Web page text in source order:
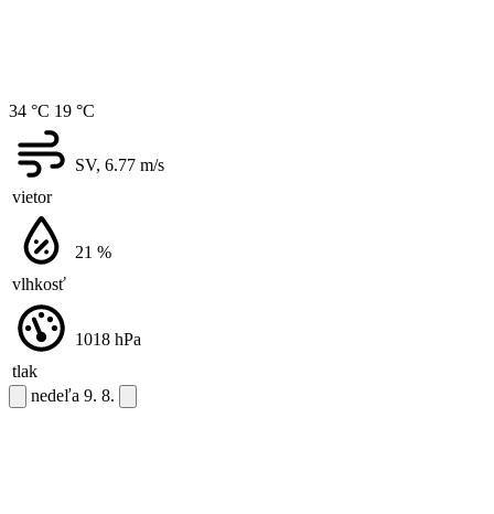
34 °C 19 °C
vietor
SV, 6.77 m/s
vlhkosť
21 %
tlak
1018 hPa
nedeľa 9. 8.